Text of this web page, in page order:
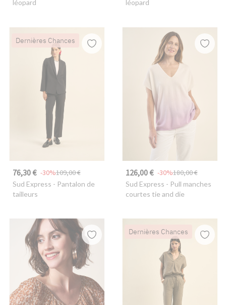
léopard léopard
Dernières Chances
76,30 € 109,00 €
-30%
Sud Express - Pantalon de
tailleurs
126,00 € 180,00 €
-30%
Sud Express - Pull manches
courtes tie and die
Dernières Chances